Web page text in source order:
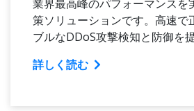
業界最高峰のパフォーマンスを
策ソリューションです。高速で
ブルなDDoS攻撃検知と防御を
詳しく読む